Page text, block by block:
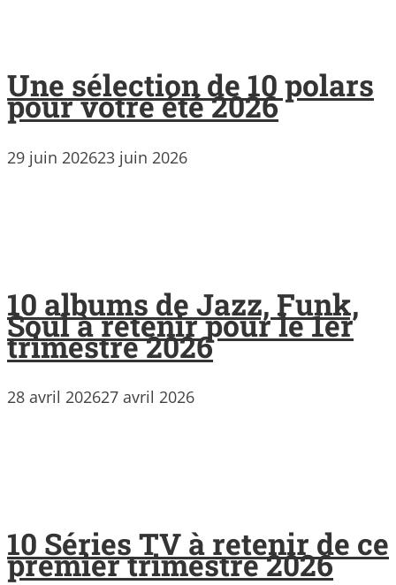
Une sélection de 10 polars
pour votre été 2026
29 juin 202623 juin 2026
10 albums de Jazz, Funk,
Soul à retenir pour le 1er
trimestre 2026
28 avril 202627 avril 2026
10 Séries TV à retenir de ce
premier trimestre 2026